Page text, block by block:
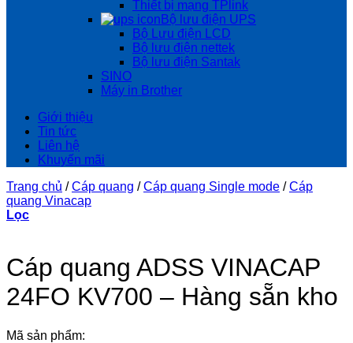
Thiết bị mạng TPlink
Bộ lưu điện UPS
Bộ Lưu điện LCD
Bộ lưu điện nettek
Bộ lưu điện Santak
SINO
Máy in Brother
Giới thiệu
Tin tức
Liên hệ
Khuyến mãi
Trang chủ / Cáp quang / Cáp quang Single mode / Cáp
quang Vinacap
Lọc
Cáp quang ADSS VINACAP
24FO KV700 – Hàng sẵn kho
Mã sản phẩm: